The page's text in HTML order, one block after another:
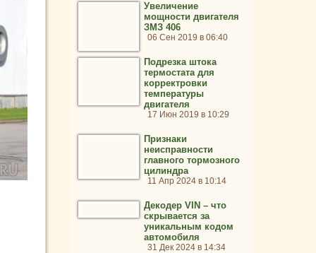
Увеличение
мощности двигателя
ЗМЗ 406
06 Сен 2019 в 06:40
Подрезка штока
термостата для
корректровки
температуры
двигателя
17 Июн 2019 в 10:29
Признаки
неисправности
главного тормозного
цилиндра
11 Апр 2024 в 10:14
Декодер VIN – что
скрывается за
уникальным кодом
автомобиля
31 Дек 2024 в 14:34